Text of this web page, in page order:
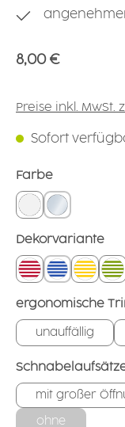
Regulärer Preis:
8,00 €
Preise inkl. MwSt.
Sofort
Farbeauswählen
weißglasklar
Dekorvariante
Ringe: rotRinge: blau
Ringe:
ergonomische
unauffällig
mit großer
ohne